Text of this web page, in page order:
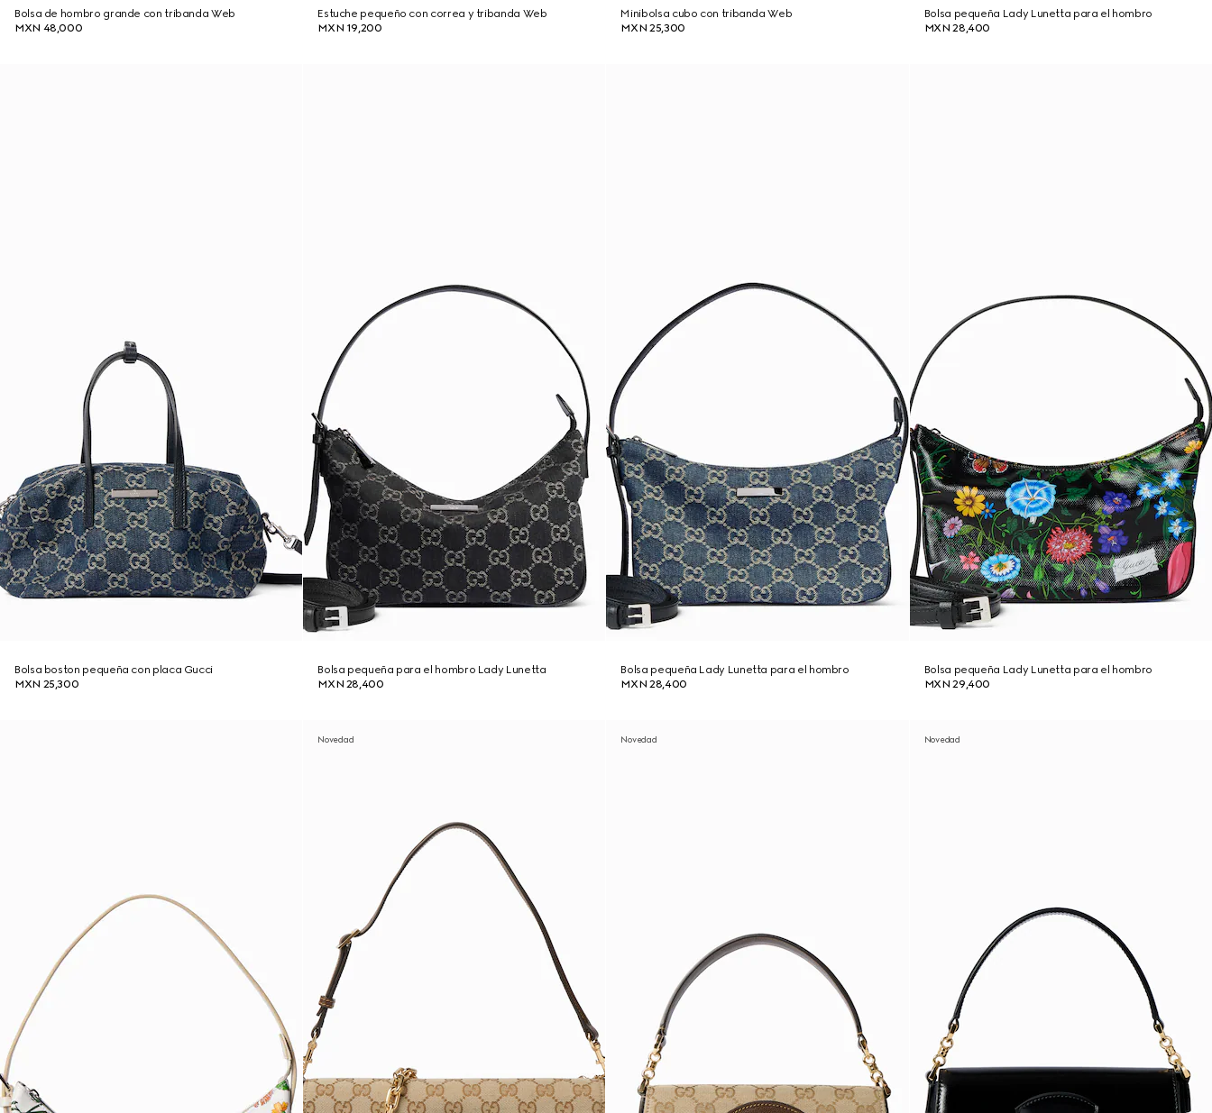
Bolsa de hombro grande con tribanda Web
MXN 48,000
Estuche pequeño con correa y tribanda Web
MXN 19,200
Minibolsa cubo con tribanda Web
MXN 25,300
Bolsa pequeña Lady Lunetta para el hombro
MXN 28,400
Bolsa boston pequeña con placa Gucci
MXN 25,300
Bolsa pequeña para el hombro Lady Lunetta
MXN 28,400
Bolsa pequeña Lady Lunetta para el hombro
MXN 28,400
Bolsa pequeña Lady Lunetta para el hombro
MXN 29,400
Novedad Novedad Novedad